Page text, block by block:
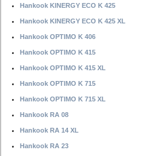
Hankook KINERGY ECO K 425
Hankook KINERGY ECO K 425 XL
Hankook OPTIMO K 406
Hankook OPTIMO K 415
Hankook OPTIMO K 415 XL
Hankook OPTIMO K 715
Hankook OPTIMO K 715 XL
Hankook RA 08
Hankook RA 14 XL
Hankook RA 23